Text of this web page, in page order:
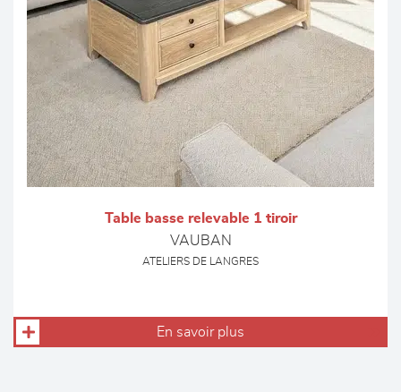
Table basse relevable 1 tiroir
VAUBAN
ATELIERS DE LANGRES
En savoir plus